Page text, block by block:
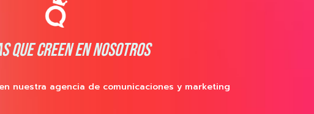
QUE CREEN EN NOSOTROS
nuestra agencia de comunicaciones y marketing